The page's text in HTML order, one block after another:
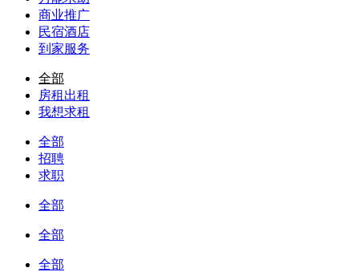
商业推广
民宿酒店
到家服务
全部
房租出租
我想求租
全部
招聘
求职
全部
全部
全部